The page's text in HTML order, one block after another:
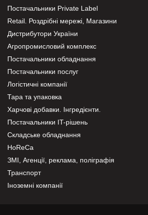
Постачальники Private Label
Retail. Роздрібні мережі, Магазини
Дистрибутори України
Агропромисловий комплекс
Постачальники обладнання
Постачальники послуг
Логістичні компанії
Тара та упаковка
Харчові добавки. Інгредієнти.
Постачальники IT-рішень
Складське обладнання
HoReCa
ЗМІ, Агенції, реклама, поліграфія
Транспорт
Іноземні компанії